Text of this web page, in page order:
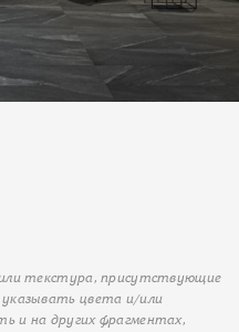
текстура, присутствующие
цвета и/или
и на других фрагментах,